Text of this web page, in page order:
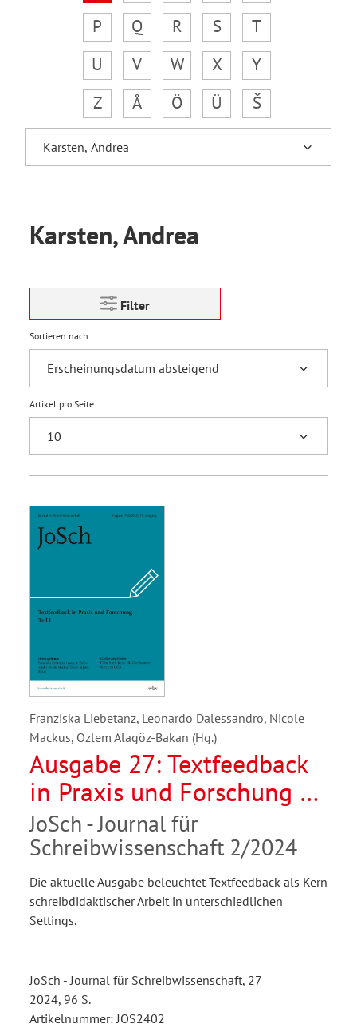
P
Q R S
T
U
V W X
Y
Z
Å Ö Ü Š
Karsten, Andrea
Filter
Sortieren nach
Artikel pro Seite
Franziska Liebetanz, Leonardo Dalessandro, Nicole
Mackus, Özlem Alagöz-Bakan (Hg.)
Ausgabe 27: Textfeedback
in Praxis und Forschung –
Teil I
JoSch - Journal für
Schreibwissenschaft 2/2024
Die aktuelle Ausgabe beleuchtet Textfeedback als Kern
schreibdidaktischer Arbeit in unterschiedlichen
Settings.
JoSch - Journal für Schreibwissenschaft, 27
2024, 96 S.
Artikelnummer: JOS2402